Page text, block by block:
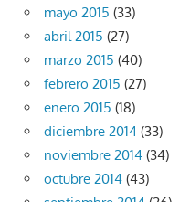
mayo 2015 (33)
abril 2015 (27)
marzo 2015 (40)
febrero 2015 (27)
enero 2015 (18)
diciembre 2014 (33)
noviembre 2014 (34)
octubre 2014 (43)